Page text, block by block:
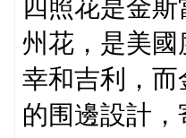
四照花是金
州花，是美
幸和吉利，
的围邊設計